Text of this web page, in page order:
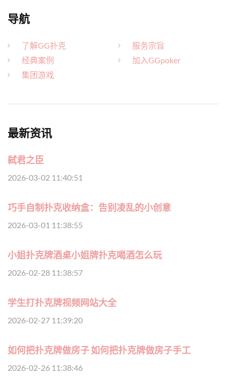
导航
了解GG扑克
经典案例
集团游戏
服务宗旨
加入GGpoker
最新资讯
弑君之臣
2026-03-02 11:40:51
巧手自制扑克收纳盒：告别凌乱的小创意
2026-03-01 11:38:55
小姐扑克牌酒桌小姐牌扑克喝酒怎么玩
2026-02-28 11:38:57
学生打扑克牌视频网站大全
2026-02-27 11:39:20
如何把扑克牌做房子 如何把扑克牌做房子手工
2026-02-26 11:38:46